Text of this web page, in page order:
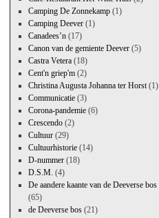
Camping De Zonnekamp(1)
Camping Deever(1)
Canadees’n(17)
Canon van de gemiente Deever(5)
Castra Vetera(18)
Cent'n griep'm(2)
Christina Augusta Johanna ter Horst(1)
Communicatie(3)
Corona-pandemie(6)
Crescendo(2)
Cultuur(29)
Cultuurhistorie(14)
D-nummer(18)
D.S.M. (4)
De aandere kaante van de Deeverse bos
(65)
de Deeverse bos(21)